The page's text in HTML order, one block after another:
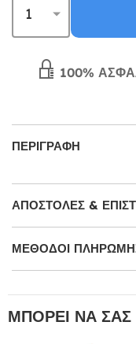
100%
ΠΕΡΙΓΡΑΦΉ
ΑΠΟΣΤΟΛΈΣ &
ΜΕΘΌΔΟΙ
ΜΠΟΡΕΊ ΝΑ ΣΑΣ